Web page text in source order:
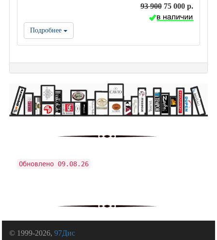
93 90075 000 р.
Подробнее
Обновлено 09.08.26
© 1999-2026,97Дис